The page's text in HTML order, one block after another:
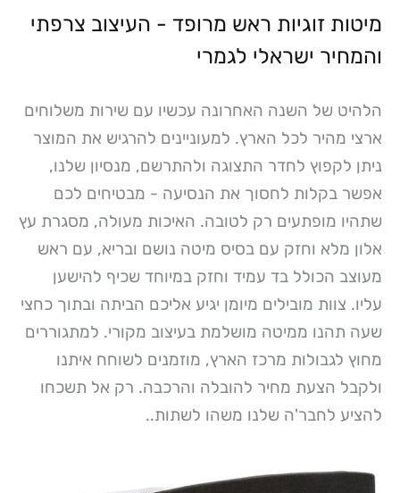
מיטות זוגיות ראש מרופד - העיצוב צרפתי
והמחיר ישראלי לגמרי
הלהיט של השנה האחרונה עכשיו עם שירות משלוחים
ארצי מהיר לכל הארץ. למעוניינים להרגיש את המוצר
ניתן לקפוץ לחדר התצוגה ולהתרשם, מנסיון שלנו,
אפשר בקלות לחסוך את הנסיעה - מבטיחים לכם
שתהיו מופתעים רק לטובה. האיכות מעולה, מסגרת עץ
אלון מלא וחזק עם בסיס מיטה נושם ובריא, עם ראש
מעוצב הכולל בד עמיד וחזק במיוחד שכיף להישען
עליו. צוות מובילים מיומן יגיע אליכם הביתה ובתוך כחצי
שעה תהנו ממיטה מושלמת בעיצוב מקורי. למתגוררים
מחוץ לגבולות מרכז הארץ, מוזמנים לשוחח איתנו
ולקבל הצעת מחיר להובלה והרכבה. רק אל תשכחו
להציע לחבר'ה שלנו משהו לשתות..